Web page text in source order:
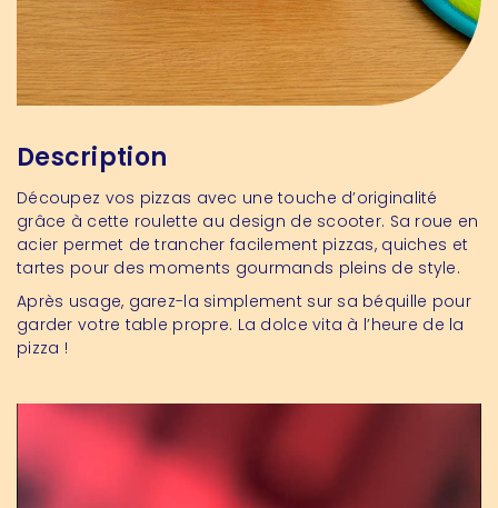
Description
Découpez vos pizzas avec une touche d’originalité
grâce à cette roulette au design de scooter. Sa roue en
acier permet de trancher facilement pizzas, quiches et
tartes pour des moments gourmands pleins de style.
Après usage, garez-la simplement sur sa béquille pour
garder votre table propre. La dolce vita à l’heure de la
pizza !